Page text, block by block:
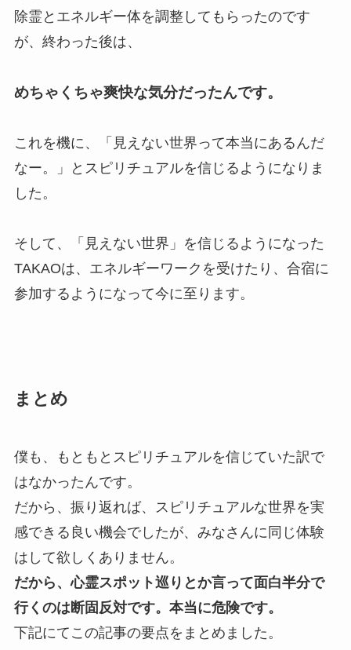
除霊とエネルギー体を調整してもらったのです
が、終わった後は、
めちゃくちゃ爽快な気分だったんです。
これを機に、「見えない世界って本当にあるんだ
なー。」とスピリチュアルを信じるようになりま
した。
そして、「見えない世界」を信じるようになった
TAKAOは、エネルギーワークを受けたり、合宿に
参加するようになって今に至ります。
まとめ
僕も、もともとスピリチュアルを信じていた訳で
はなかったんです。
だから、振り返れば、スピリチュアルな世界を実
感できる良い機会でしたが、みなさんに同じ体験
はして欲しくありません。
だから、心霊スポット巡りとか言って面白半分で
行くのは断固反対です。 本当に危険です。
下記にてこの記事の要点をまとめました。